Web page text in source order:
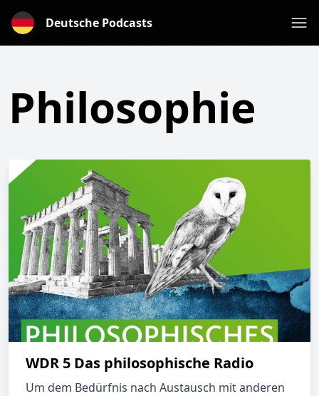
Deutsche Podcasts
Philosophie
WDR 5 Das philosophische Radio
Um dem Bedürfnis nach Austausch mit anderen